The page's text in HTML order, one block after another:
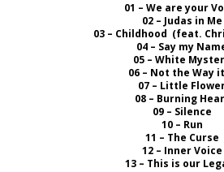
01 – We are your
02 – Judas in Me
03 – Childhood (feat.
04 – Say my
05 – White
06 – Not the Way
07 – Little
08 – Burning
09 – Silence
10 – Run
11 – The Curse
12 – Inner Voice
13 – This is our